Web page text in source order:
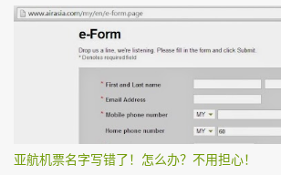
亚航机票名字写错了！怎么办？不用担心！